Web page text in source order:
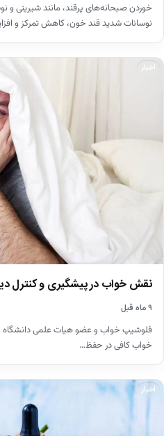
خوردن صبحانه‌های پرقند، مانند شیرینی و
نوسانات شدید قند خون، کاهش تمرکز و
اخبار
نقش خواب در پیشگیری و کنترل
۹ ماه قبل
فلوشیپ خواب و عضو هیات علمی دانشگاه
خواب کافی در حفظ…
اخبار